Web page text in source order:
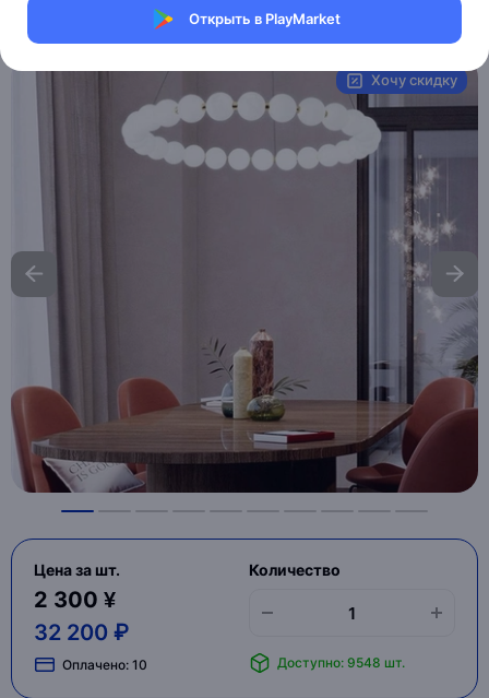
Открыть в PlayMarket
MXM3925696306
Хочу скидку
Цена за шт.
2 300 ¥
32 200 ₽
Оплачено: 10
Количество
Доступно: 9548 шт.